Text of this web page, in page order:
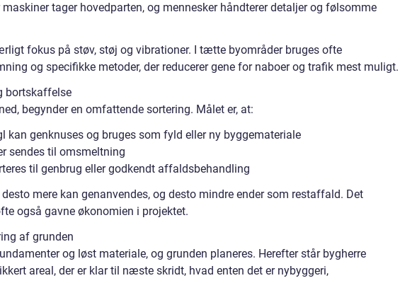
tager hovedparten, og mennesker håndterer detaljer og følsomme
fokus på støv, støj og vibrationer. I tætte byområder bruges ofte
og specifikke metoder, der reducerer gene for naboer og trafik mest muligt.
bortskaffelse
begynder en omfattende sortering. Målet er, at:
kan genknuses og bruges som fyld eller ny byggemateriale
sendes til omsmeltning
til genbrug eller godkendt affaldsbehandling
mere kan genanvendes, og desto mindre ender som restaffald. Det
også gavne økonomien i projektet.
af grunden
og løst materiale, og grunden planeres. Herefter står bygherre
areal, der er klar til næste skridt, hvad enten det er nybyggeri,